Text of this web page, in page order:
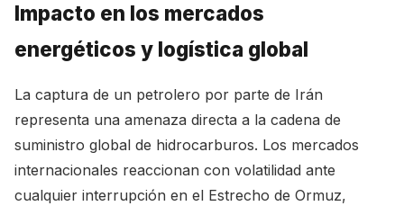
Impacto en los mercados
energéticos y logística global
La captura de un petrolero por parte de Irán
representa una amenaza directa a la cadena de
suministro global de hidrocarburos. Los mercados
internacionales reaccionan con volatilidad ante
cualquier interrupción en el Estrecho de Ormuz,